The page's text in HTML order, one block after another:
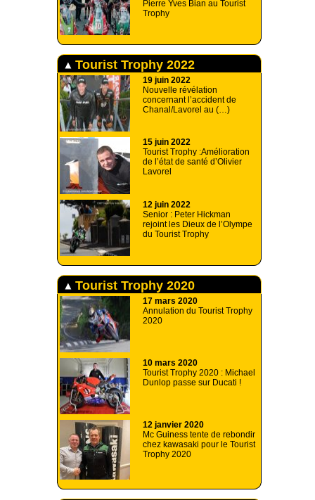
Pierre Yves Bian au Tourist
Trophy
Tourist Trophy 2022
19 juin 2022
Nouvelle révélation
concernant l’accident de
Chanal/Lavorel au (…)
15 juin 2022
Tourist Trophy :Amélioration
de l’état de santé d’Olivier
Lavorel
12 juin 2022
Senior : Peter Hickman
rejoint les Dieux de l’Olympe
du Tourist Trophy
Tourist Trophy 2020
17 mars 2020
Annulation du Tourist Trophy
2020
10 mars 2020
Tourist Trophy 2020 : Michael
Dunlop passe sur Ducati !
12 janvier 2020
Mc Guiness tente de rebondir
chez kawasaki pour le Tourist
Trophy 2020